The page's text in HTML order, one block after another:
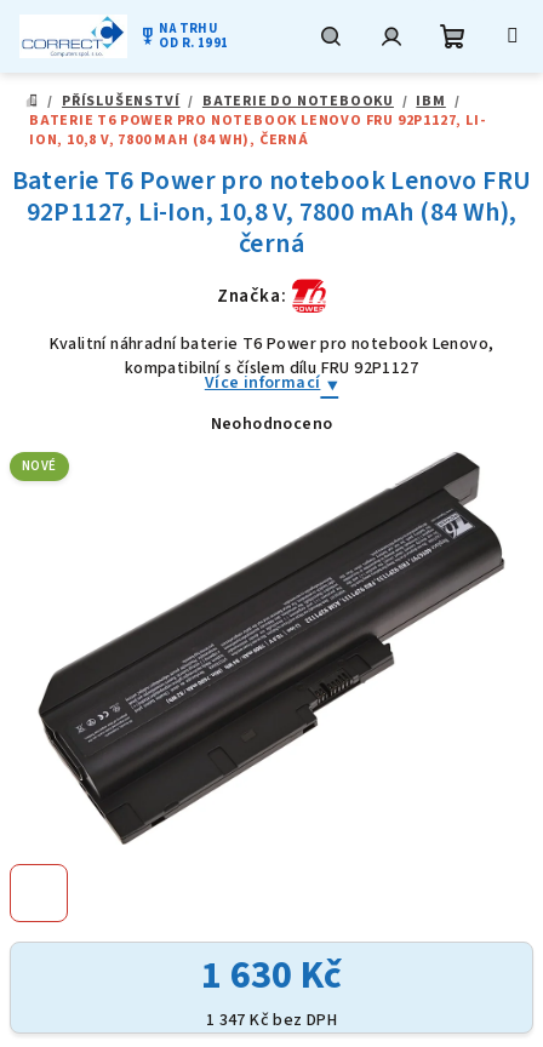
obsah
military_tech NA TRHU
OD R. 1991
DOMŮ
/ PŘÍSLUŠENSTVÍ / BATERIE DO NOTEBOOKU / IBM /
BATERIE T6 POWER PRO NOTEBOOK LENOVO FRU 92P1127, LI-
ION, 10,8 V, 7800 MAH (84 WH), ČERNÁ
1 630 Kč
1 347 Kč bez DPH
Baterie T6 Power pro notebook Lenovo FRU
92P1127, Li-Ion, 10,8 V, 7800 mAh (84 Wh),
černá
Značka:
Kvalitní náhradní baterie T6 Power pro notebook Lenovo,
kompatibilní s číslem dílu FRU 92P1127
Více informací
Průměrné
hvězdiček.
Neohodnoceno
NOVÉ